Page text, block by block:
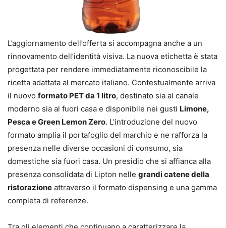
L’aggiornamento dell’offerta si accompagna anche a un
rinnovamento dell’identità visiva. La nuova etichetta è stata
progettata per rendere immediatamente riconoscibile la
ricetta adattata al mercato italiano. Contestualmente arriva
il nuovo formato PET da 1 litro, destinato sia al canale
moderno sia al fuori casa e disponibile nei gusti Limone,
Pesca e Green Lemon Zero. L’introduzione del nuovo
formato amplia il portafoglio del marchio e ne rafforza la
presenza nelle diverse occasioni di consumo, sia
domestiche sia fuori casa. Un presidio che si affianca alla
presenza consolidata di Lipton nelle grandi catene della
ristorazione attraverso il formato dispensing e una gamma
completa di referenze.